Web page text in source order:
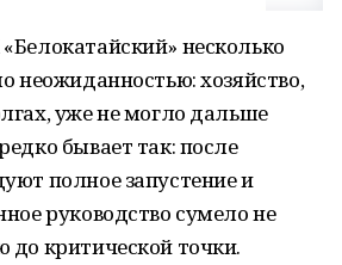
несколько
неожиданностью: хозяйство,
уже не могло дальше
бывает так: после
полное запустение и
руководство сумело не
до критической точки.